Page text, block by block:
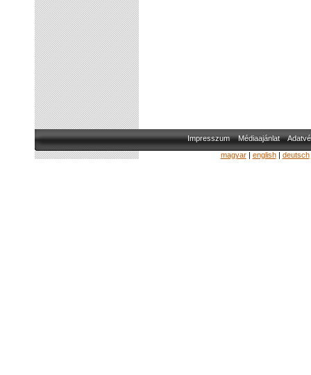
Impresszum Médiaajánlat
magyar| english| deutsch